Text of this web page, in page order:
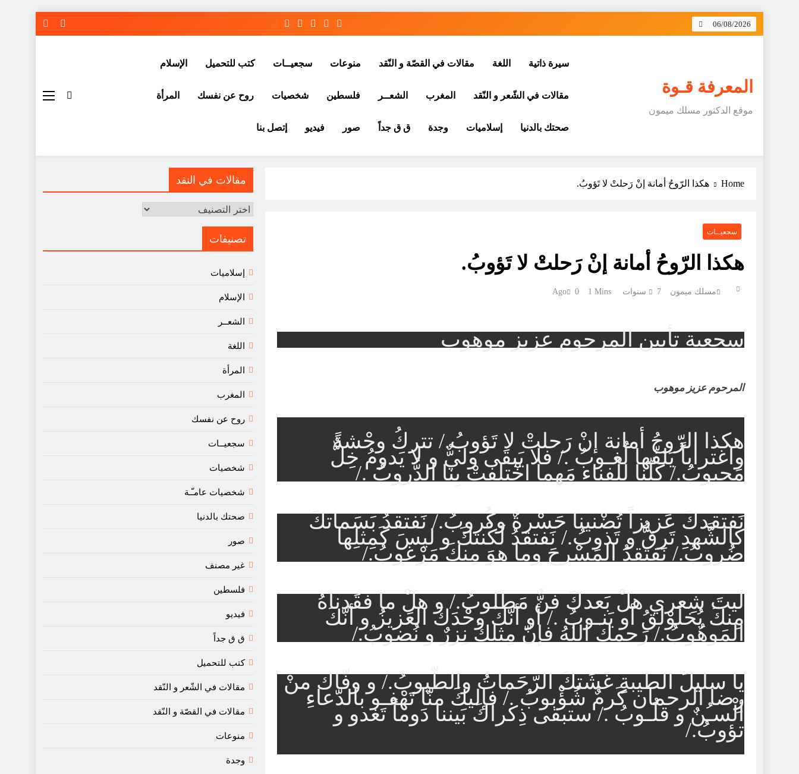
Skip
06/08/2026
المعرفة قـوة
موقع الدكتور مسلك ميمون
سيرة ذاتية اللغة مقالات في القصّة و النّقد منوعات سجعيــات كتب للتحميل الإسلام
مقالات في الشّعر و النّقد المغرب الشعــر فلسطين شخصيات روح عن نفسك المرأة
صحتك بالدنيا إسلاميات وجدة ق ق جداً صور فيديو إتصل بنا
Home هكذا الرّوحُ أمانة إنْ رَحلتْ لا تَؤوبُ.
سجعيــات
هكذا الرّوحُ أمانة إنْ رَحلتْ لا تَؤوبُ.
مسلك ميمون 7 سنوات Ago 0 1 Mins
سجعية تأبين المرحوم عزيز موهوب
المرحوم عزيز موهوب
هكذا الرّوحُ أمانة إنْ رَحلتْ لا تَؤوبُ./ تتركُ وحْشةً
واغتراباً يَلفّها لُغـوبُ ./ فلا يَبقَى وليٌّ و لا يَدومُ خِلٌّ
مَحبوبُ./ كلّنا للْفناء مَهما اخْتلفتْ بِنا الدُّروبُ ./
نَفتقدكَ عَزيزاً تُضْنينا حَسْرةٌ وكُروبُ./ نَفتقدُ بَسَماتكَ
كالشَّهدِ تَرقُّ و تَذوبُ./ نَفتقدُ لَكْنتكَ و ليسَ كَمِثلِها
ضُروبُ./ نَفتقدُ المَسْرحَ وما هوَ مِنكَ مَرْغوبُ./
ليتَ شِعري هلْ بَعدكَ فنٌّ مَطلوبُ./ و هلْ ما فقَدناهُ
مِنكَ يُخلَوْلقُ أو يَنـوبُ ./ أو أنّكَ وحْدَكَ العَزيزُ و أنّكَ
المَوهُوبُ./ رَحمكَ اللهُ فإنّ مِثلكَ نِزرٌ و نُضوبُ./
يا سليلَ الطيبةِ غَشَتكَ الرّحَماتُ والطّيوبُ./ و وفّاك منْ
رِضا الرحمان كَرمٌ شُؤْبوبُ ./ فإليكَ منّا تَهْفـو بالدّعاءِ
ألْسـُنٌ و قلُـوبُ ./ ستبقى ذِكراكَ بَيننا دَوماً تَغدو و
تؤوبُ./
مقالات في النقد
مقالات
النقد
تصنيفات
إسلاميات
الإسلام
الشعــر
اللغة
المرأة
المغرب
روح عن نفسك
سجعيــات
شخصيات
شخصيات عامـّـة
صحتك بالدنيا
صور
غير مصنف
فلسطين
فيديو
ق ق جداً
كتب للتحميل
مقالات في الشّعر و النّقد
مقالات في القصّة و النّقد
منوعات
وجدة